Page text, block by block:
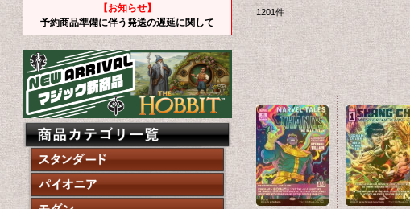
【お知らせ】
予約商品準備に伴う発送の遅延に関して
1201件